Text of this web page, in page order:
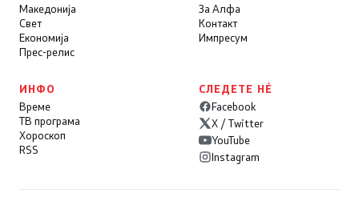
Македонија
Свет
Економија
Прес-релис
За Алфа
Контакт
Импресум
ИНФО
Време
ТВ програма
Хороскоп
RSS
СЛЕДЕТЕ НÉ
Facebook
X / Twitter
YouTube
Instagram